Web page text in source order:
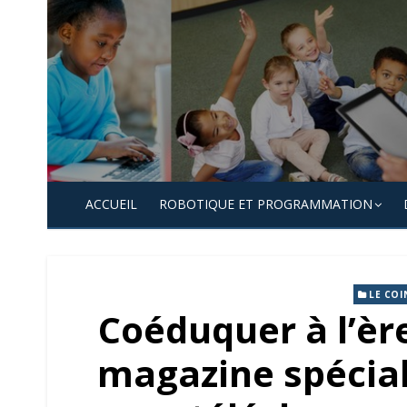
Skip
to
content
ACCUEIL ROBOTIQUE ET PROGRAMMATION
LE
Coéduquer à
magazine